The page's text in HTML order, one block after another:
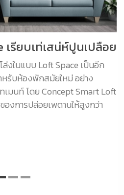
เรียบเท่เสน่ห์ปูนเปลือย
งในแบบ Loft Space เป็นอีก
รับห้องพักสมัยใหม่ อย่าง
เมนท์ โดย Concept Smart Loft
องการปล่อยเพดานให้สูงกว่า